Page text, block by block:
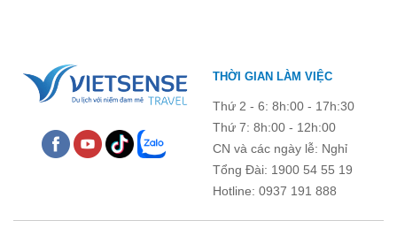
THỜI GIAN LÀM VIỆC
Thứ 2 - 6: 8h:00 - 17h:30
Thứ 7: 8h:00 - 12h:00
CN và các ngày lễ: Nghỉ
Tổng Đài: 1900 54 55 19
Hotline: 0937 191 888